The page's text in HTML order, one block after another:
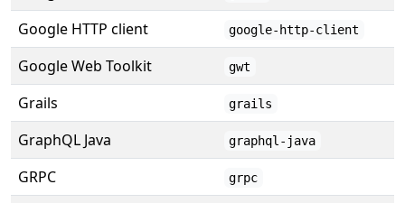
Google HTTP client google-http-client
Google Web Toolkit gwt
Grails grails
GraphQL Java graphql-java
GRPC grpc